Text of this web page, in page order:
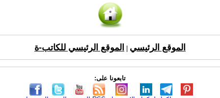
الموقع الرئيسي الموقع الرئيسي للكاتب-ة
تابعونا على: